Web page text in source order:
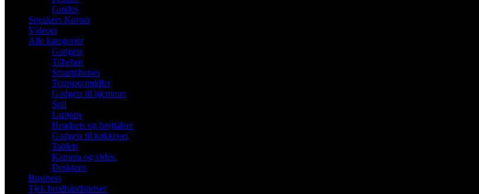
Guides
Speakers Korner
Videoer
Alle kategorier
Gadgets
Tilbehør
Smartphones
Transportmidler
Gadgets til hjemmet
Spil
Laptops
Headsets og højttalere
Gadgets til køkkenet
Tablets
Kamera og video
Desktops
Business
Tjek bredbåndspriser